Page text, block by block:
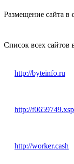
Размещение сайта в
Список всех сайтов
http://byteinfo.ru
http://
http://worker.cash